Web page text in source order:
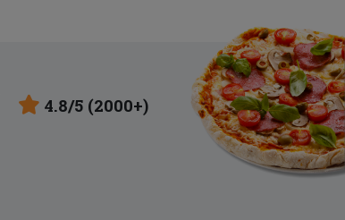
4.8/5 (2000+)